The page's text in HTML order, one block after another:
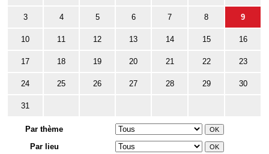
3 4 5 6 7 8 9
10 11 12 13 14 15 16
17 18 19 20 21 22 23
24 25 26 27 28 29 30
31
Par thème
Par lieu